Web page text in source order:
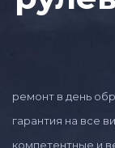
ремонт в день
гарантия на все
компетентные и